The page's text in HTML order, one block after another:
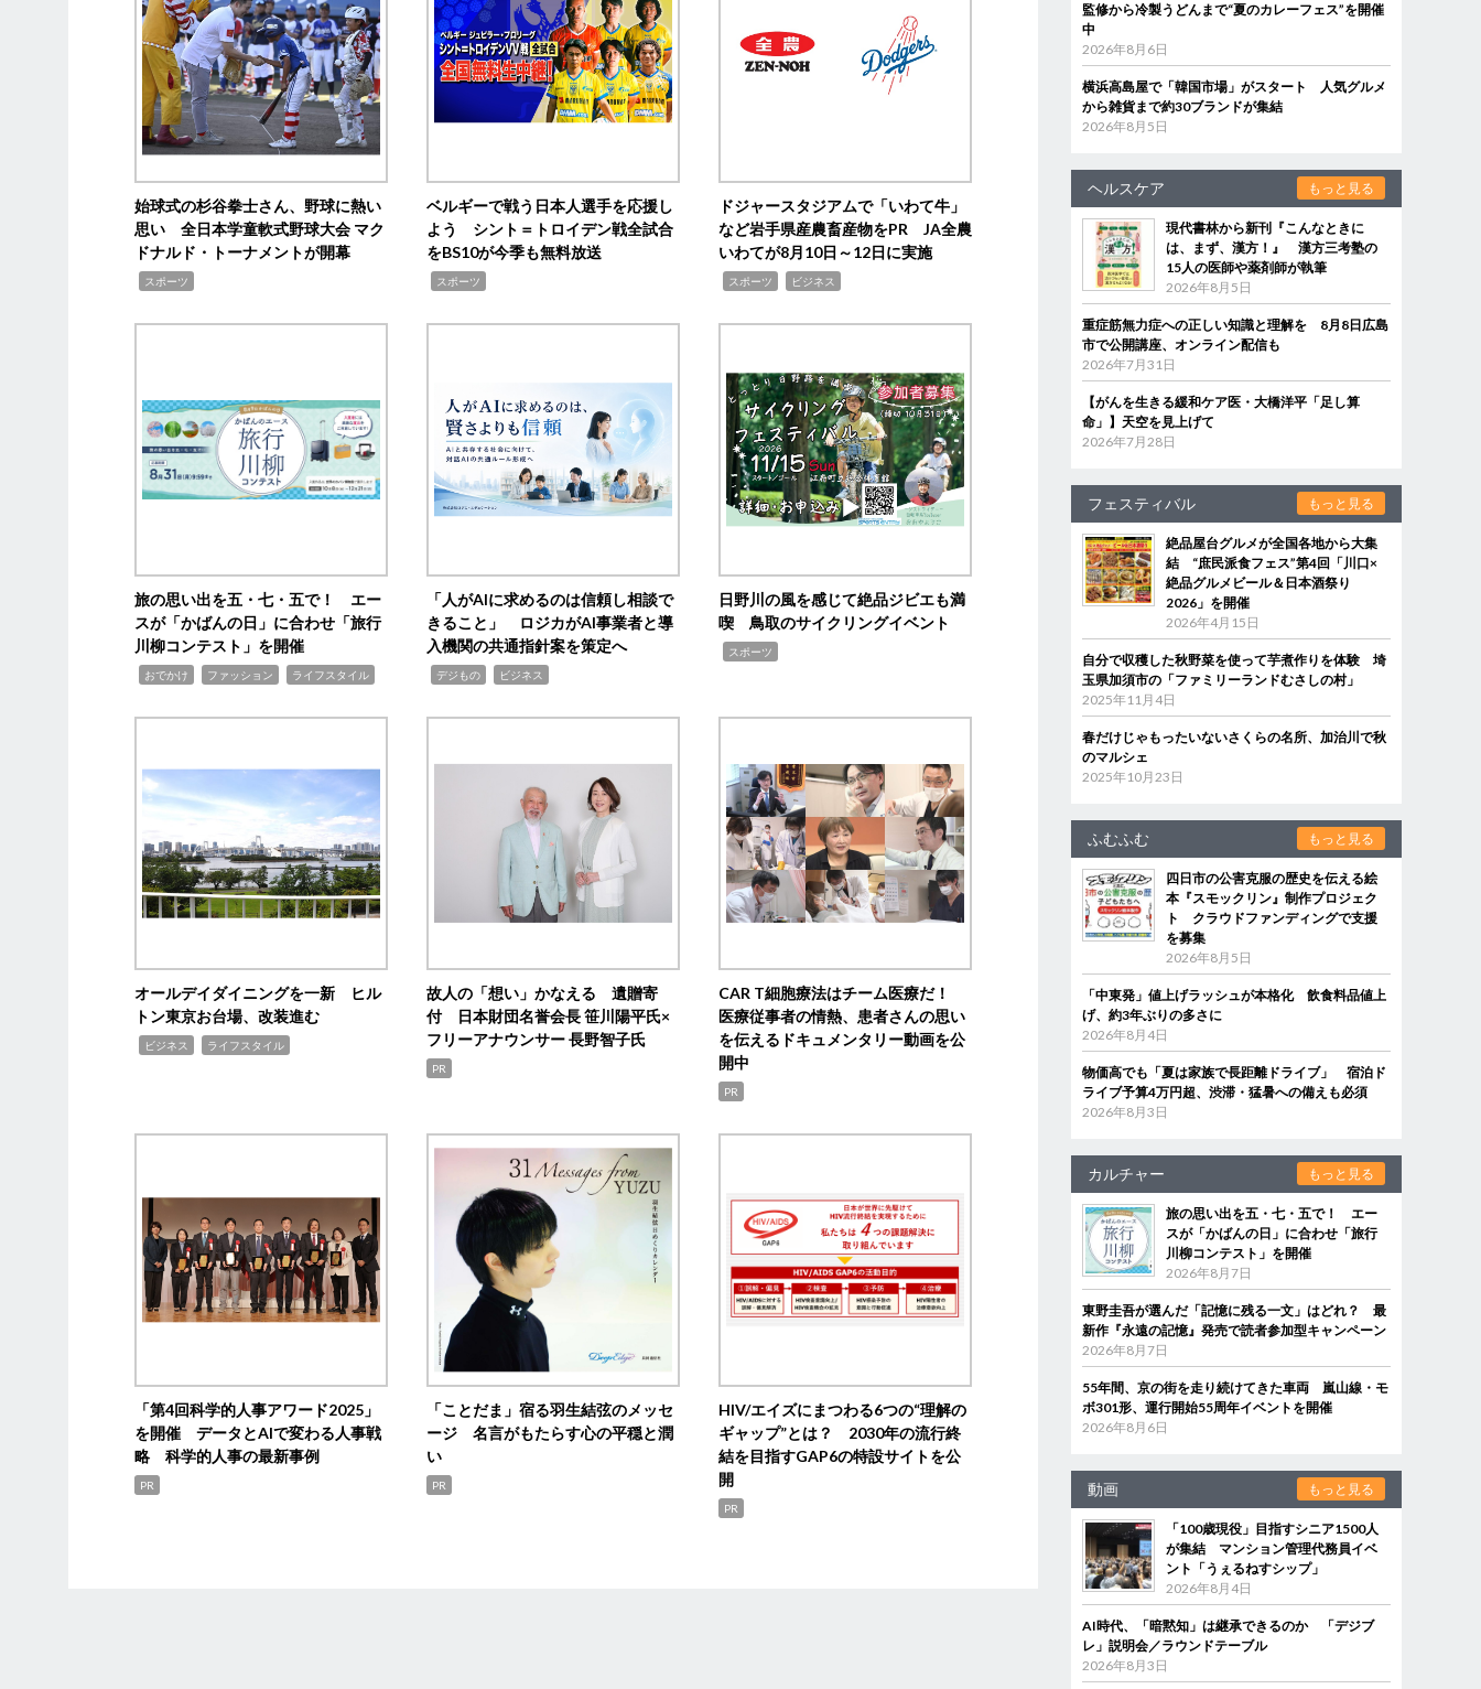
始球式の杉谷拳士さん、野球に熱い
思い 全日本学童軟式野球大会 マク
ドナルド・トーナメントが開幕
スポーツ
ベルギーで戦う日本人選手を応援し
よう シント＝トロイデン戦全試合
をBS10が今季も無料放送
スポーツ
ドジャースタジアムで「いわて牛」
など岩手県産農畜産物をPR JA全農
いわてが8月10日～12日に実施
スポーツ ビジネス
旅の思い出を五・七・五で！ エー
スが「かばんの日」に合わせ「旅行
川柳コンテスト」を開催
おでかけ ファッション ライフスタイル
「人がAIに求めるのは信頼し相談で
きること」 ロジカがAI事業者と導
入機関の共通指針案を策定へ
デジもの ビジネス
日野川の風を感じて絶品ジビエも満
喫 鳥取のサイクリングイベント
スポーツ
オールデイダイニングを一新 ヒル
トン東京お台場、改装進む
ビジネス ライフスタイル
故人の「想い」かなえる 遺贈寄
付 日本財団名誉会長 笹川陽平氏×
フリーアナウンサー 長野智子氏
PR
CAR T細胞療法はチーム医療だ！
医療従事者の情熱、患者さんの思い
を伝えるドキュメンタリー動画を公
開中
PR
「第4回科学的人事アワード2025」
を開催 データとAIで変わる人事戦
略 科学的人事の最新事例
PR
「ことだま」宿る羽生結弦のメッセ
ージ 名言がもたらす心の平穏と潤
い
PR
HIV/エイズにまつわる6つの“理解の
ギャップ”とは？ 2030年の流行終
結を目指すGAP6の特設サイトを公
開
PR
監修から冷製うどんまで“夏のカレーフェス”を開催
中
2026年8月6日
横浜高島屋で「韓国市場」がスタート 人気グルメ
から雑貨まで約30ブランドが集結
2026年8月5日
ヘルスケア もっと見る
現代書林から新刊『こんなときに
は、まず、漢方！』 漢方三考塾の
15人の医師や薬剤師が執筆
2026年8月5日
重症筋無力症への正しい知識と理解を 8月8日広島
市で公開講座、オンライン配信も
2026年7月31日
【がんを生きる緩和ケア医・大橋洋平「足し算
命」】天空を見上げて
2026年7月28日
フェスティバル もっと見る
絶品屋台グルメが全国各地から大集
結 “庶民派食フェス”第4回「川口×
絶品グルメビール＆日本酒祭り
2026」を開催
2026年4月15日
自分で収穫した秋野菜を使って芋煮作りを体験 埼
玉県加須市の「ファミリーランドむさしの村」
2025年11月4日
春だけじゃもったいないさくらの名所、加治川で秋
のマルシェ
2025年10月23日
ふむふむ もっと見る
四日市の公害克服の歴史を伝える絵
本『スモックリン』制作プロジェク
ト クラウドファンディングで支援
を募集
2026年8月5日
「中東発」値上げラッシュが本格化 飲食料品値上
げ、約3年ぶりの多さに
2026年8月4日
物価高でも「夏は家族で長距離ドライブ」 宿泊ド
ライブ予算4万円超、渋滞・猛暑への備えも必須
2026年8月3日
カルチャー もっと見る
旅の思い出を五・七・五で！ エー
スが「かばんの日」に合わせ「旅行
川柳コンテスト」を開催
2026年8月7日
東野圭吾が選んだ「記憶に残る一文」はどれ？ 最
新作『永遠の記憶』発売で読者参加型キャンペーン
2026年8月7日
55年間、京の街を走り続けてきた車両 嵐山線・モ
ボ301形、運行開始55周年イベントを開催
2026年8月6日
動画 もっと見る
「100歳現役」目指すシニア1500人
が集結 マンション管理代務員イベ
ント「うぇるねすシップ」
2026年8月4日
AI時代、「暗黙知」は継承できるのか 「デジブ
レ」説明会／ラウンドテーブル
2026年8月3日